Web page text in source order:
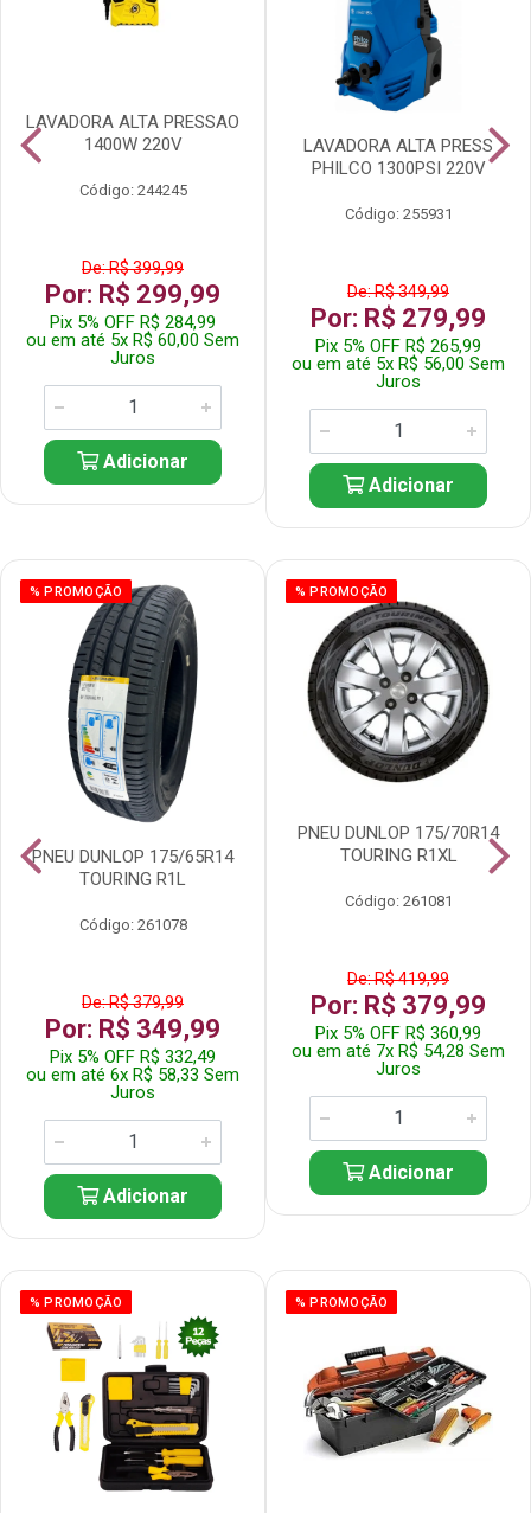
LAVADORA ALTA PRESSAO
1400W 220V
Código: 244245
De: R$ 399,99
Por: R$ 299,99
Pix 5% OFF R$ 284,99
ou em até 5x R$ 60,00 Sem
Juros
Adicionar
LAVADORA ALTA PRESS
PHILCO 1300PSI 220V
Código: 255931
De: R$ 349,99
Por: R$ 279,99
Pix 5% OFF R$ 265,99
ou em até 5x R$ 56,00 Sem
Juros
Adicionar
% PROMOÇÃO
PNEU DUNLOP 175/65R14
TOURING R1L
Código: 261078
De: R$ 379,99
Por: R$ 349,99
Pix 5% OFF R$ 332,49
ou em até 6x R$ 58,33 Sem
Juros
Adicionar
% PROMOÇÃO
PNEU DUNLOP 175/70R14
TOURING R1XL
Código: 261081
De: R$ 419,99
Por: R$ 379,99
Pix 5% OFF R$ 360,99
ou em até 7x R$ 54,28 Sem
Juros
Adicionar
% PROMOÇÃO % PROMOÇÃO